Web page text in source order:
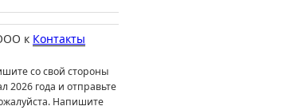
к Контакты
со свой стороны
2026 года и отправьте
Напишите